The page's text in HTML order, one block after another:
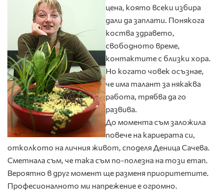
цена, която всеки избира
дали да заплати. Понякога
коства здравето,
свободното време,
контактите с близки хора.
Но когато човек осъзнае,
че има талант за някаква
работа, трябва да го
развива.
До момента съм заложила
повече на кариерата си,
отколкото на личния живот, споделя Деница Сачева.
Сметнала съм, че така съм по-полезна на този етап.
Вероятно в друг момент ще разменя приоритетите.
Професионалното ми напрежение е огромно.